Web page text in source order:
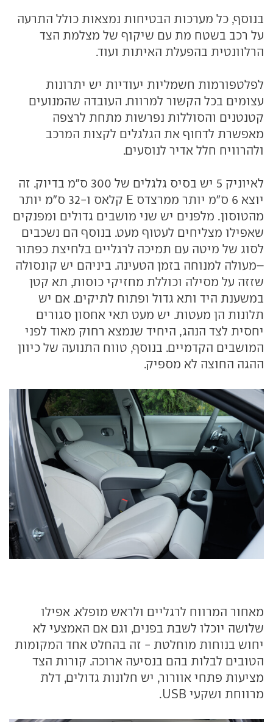
בנוסף, כל מערכות הבטיחות נמצאות כולל התרעה
על רכב בשטח מת עם שיקוף של מצלמת הצד
הרלוונטית בהפעלת האיתות ועוד.
לפלטפורמות חשמליות יעודיות יש יתרונות
עצומים בכל הקשור למרווח. העובדה שהמנועים
קטנטנים והסוללות נפרשות מתחת לרצפה
מאפשרת לדחוף את הגלגלים לקצות המרכב
ולהרוויח חלל אדיר לנוסעים.
לאיוניק 5 יש בסיס גלגלים של 300 ס"מ בדיוק. זה
יוצא 6 ס"מ יותר ממרצדס E קלאס ו-32 ס"מ יותר
מהטוסון. מלפנים יש שני מושבים גדולים ומפנקים
שאפילו מצליחים לעטוף מעט. בנוסף הם נשכבים
לסוג של מיטה עם תמיכה לרגליים בלחיצת כפתור
–מעולה למנוחה בזמן הטעינה. ביניהם יש קונסולה
שזזה על מסילה וכוללת מחזיקי כוסות, תא קטן
במשענת היד ותא גדול ופתוח לתיקים. אם יש
תלונות הן מעטות. יש מעט תאי אחסון סגורים
יחסית לצד הנהג, היחיד שנמצא רחוק מאוד לפני
המושבים הקדמיים. בנוסף, טווח התנועה של כיוון
ההגה החוצה לא מספיק.
מאחור המרווח לרגליים ולראש מופלא. אפילו
שלושה יוכלו לשבת בפנים, וגם אם האמצעי לא
יחוש בנוחות מוחלטת - זה בהחלט אחד המקומות
הטובים לבלות בהם בנסיעה ארוכה. קורות הצד
מציעות פתחי אוורור, יש חלונות גדולים, דלת
מרווחת ושקעי USB.